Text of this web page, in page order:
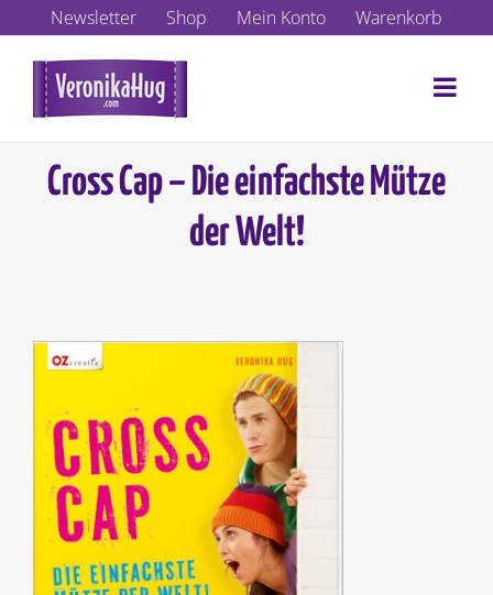
Inhalt
springen
Newsletter Shop Mein Konto Warenkorb
Cross Cap – Die einfachste Mütze
der Welt!